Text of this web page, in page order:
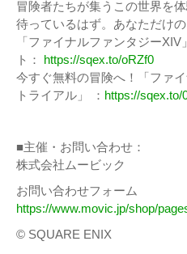
冒険者たちが集うこの世界を
待っているはず。あなただけ
「ファイナルファンタジー
ト： https://sqex.to/oRZf0
今すぐ無料の冒険へ！「ファ
トライアル」 ： https://sqex.to/
■主催・お問い合わせ：
株式会社ムービック
お問い合わせフォーム
https://www.movic.jp/shop/
© SQUARE ENIX